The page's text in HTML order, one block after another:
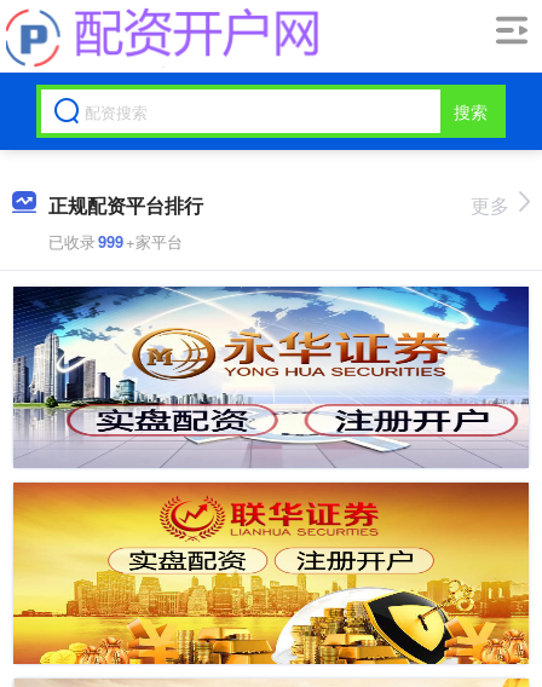
搜索
正规配资平台排行
已收录999+家平台
更多